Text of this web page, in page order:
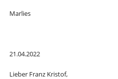
Marlies
21.04.2022
Lieber Franz Kristof,